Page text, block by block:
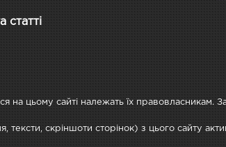
статті
на цьому сайті належать їх правовласникам.
тексти, скріншоти сторінок) з цього сайту